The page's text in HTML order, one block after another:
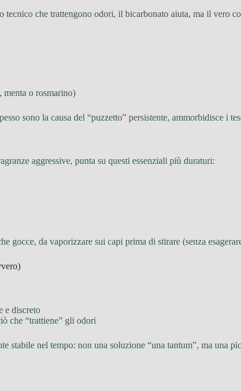
tecnico che trattengono odori, il bicarbonato aiuta, ma il vero
menta o rosmarino)
sono la causa del “puzzetto” persistente, ammorbidisce i
aggressive, punta su questi essenziali più duraturi:
gocce, da vaporizzare sui capi prima di stirare (senza
e discreto
che “trattiene” gli odori
stabile nel tempo: non una soluzione “una tantum”, ma una